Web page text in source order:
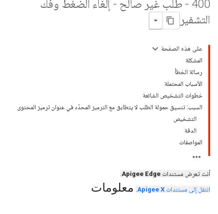
400 - طلب غير صالح - إلغاء الضغط وفك
التشفير
على هذه الصفحة
المشكلة
رسالة الخطأ
الأسباب المحتملة
خطوات التشخيص الشائعة
السبب: تنسيق حمولة الطلب لا يتطابق مع الترميز المحدّد في عنوان ترميز المحتوى
التشخيص
الدقة
المواصفات
أنت تعرض مستندات Apigee Edge
.
انتقل إلى مستندات Apigee X
. معلومات